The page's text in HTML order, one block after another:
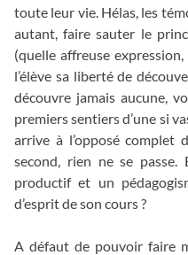
toute leur vie. Hélas, les
autant, faire sauter le
(quelle affreuse
l’élève sa liberté de
découvre jamais aucune,
premiers sentiers d’une si
arrive à l’opposé complet
second, rien ne se
productif et un
d’esprit de son cours ?
A défaut de pouvoir faire